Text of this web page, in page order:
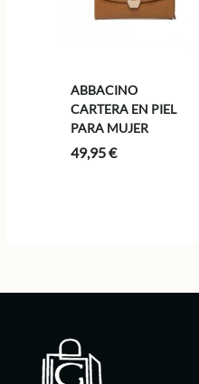
ABBACINO
CARTERA EN PIEL
PARA MUJER
49,95€